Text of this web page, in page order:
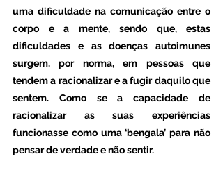
uma dificuldade na comunicação entre o
corpo e a mente, sendo que, estas
dificuldades e as doenças autoimunes
surgem, por norma, em pessoas que
tendem a racionalizar e a fugir daquilo que
sentem. Como se a capacidade de
racionalizar as suas experiências
funcionasse como uma ‘bengala’ para não
pensar de verdade e não sentir.